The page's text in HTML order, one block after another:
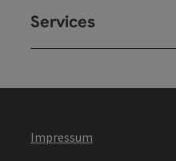
Services
Impressum